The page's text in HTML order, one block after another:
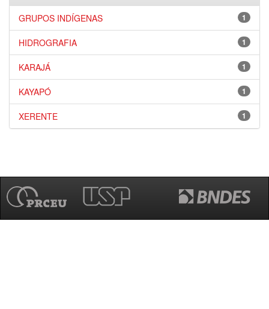
1
GRUPOS INDÍGENAS
1
HIDROGRAFIA
1
KARAJÁ
1
KAYAPÓ
1
XERENTE